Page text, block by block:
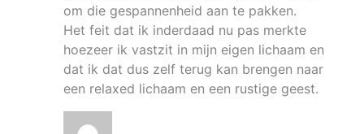
om die gespannenheid aan te pakken.
Het feit dat ik inderdaad nu pas merkte
hoezeer ik vastzit in mijn eigen lichaam en
dat ik dat dus zelf terug kan brengen naar
een relaxed lichaam en een rustige geest.